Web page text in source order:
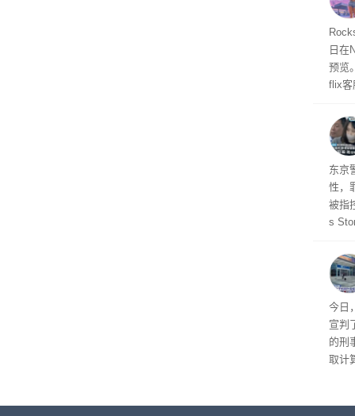
日在
预览
flix客
27
东京
性，
被指
s
品
美元)
多
今日
宣判
的刑
取计